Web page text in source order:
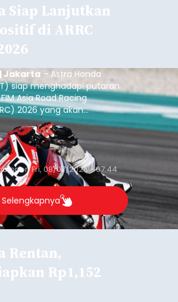
Siap Lanjutkan
di ARRC
Jakarta – Astra Honda
siap menghadapi putaran
Asia Road Racing
2026 yang akan
Mandalika
Lombok, Nusa Tenggara
2026.
onFri, 08/07/2026 - 07:44
Rentan,
Rp1,152